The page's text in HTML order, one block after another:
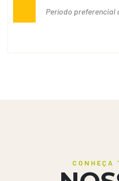
Período preferencial
CONHEÇA